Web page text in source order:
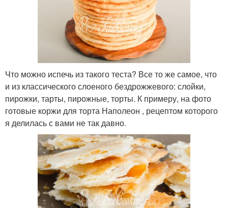
Что можно испечь из такого теста? Все то же самое, что
и из классического слоеного бездрожжевого: слойки,
пирожки, тарты, пирожные, торты. К примеру, на фото
готовые коржи для торта Наполеон , рецептом которого
я делилась с вами не так давно.